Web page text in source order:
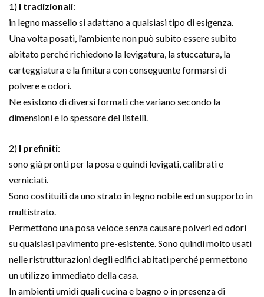
1) I tradizionali:
in legno massello si adattano a qualsiasi tipo di esigenza.
Una volta posati, l’ambiente non può subito essere subito
abitato perché richiedono la levigatura, la stuccatura, la
carteggiatura e la finitura con conseguente formarsi di
polvere e odori.
Ne esistono di diversi formati che variano secondo la
dimensioni e lo spessore dei listelli.
2) I prefiniti:
sono già pronti per la posa e quindi levigati, calibrati e
verniciati.
Sono costituiti da uno strato in legno nobile ed un supporto in
multistrato.
Permettono una posa veloce senza causare polveri ed odori
su qualsiasi pavimento pre-esistente. Sono quindi molto usati
nelle ristrutturazioni degli edifici abitati perché permettono
un utilizzo immediato della casa.
In ambienti umidi quali cucina e bagno o in presenza di